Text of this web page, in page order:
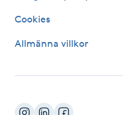
Laserbehandling
Lashlift Keratin
Cookies
Allmänna villkor